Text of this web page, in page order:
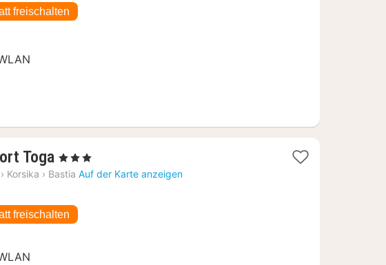
€
freischalten
Toga 1
Nacht
142,42
€
, 3 Sterne
› Korsika › Bastia Auf der Karte anzeigen
freischalten